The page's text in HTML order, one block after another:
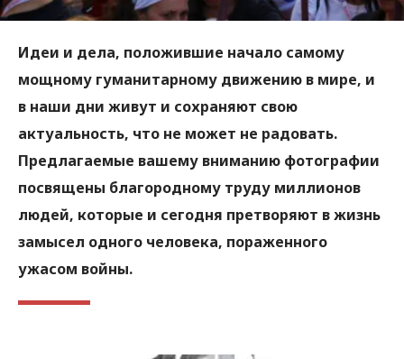
Идеи и дела, положившие начало самому
мощному гуманитарному движению в мире, и
в наши дни живут и сохраняют свою
актуальность, что не может не радовать.
Предлагаемые вашему вниманию фотографии
посвящены благородному труду миллионов
людей, которые и сегодня претворяют в жизнь
замысел одного человека, пораженного
ужасом войны.